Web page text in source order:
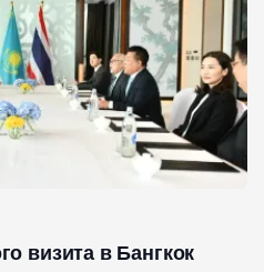
визита в Бангкок